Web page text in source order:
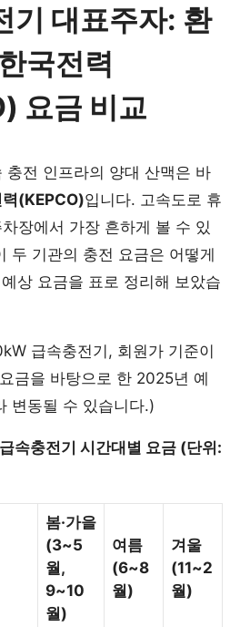
기 대표주자: 환
국전력
요금 비교
충전 인프라의 양대 산맥은 바
(KEPCO)입니다. 고속도로 휴
장에서 가장 흔하게 볼 수 있
두 기관의 충전 요금은 어떻게
상 요금을 표로 정리해 보았습
급속충전기, 회원가 기준이
금을 바탕으로 한 2025년 예
변동될 수 있습니다.)
속충전기 시간대별 요금 (단위:
봄·가을
(3~5
월,
9~10
월)
여름
(6~8
월)
겨울
(11~2
월)